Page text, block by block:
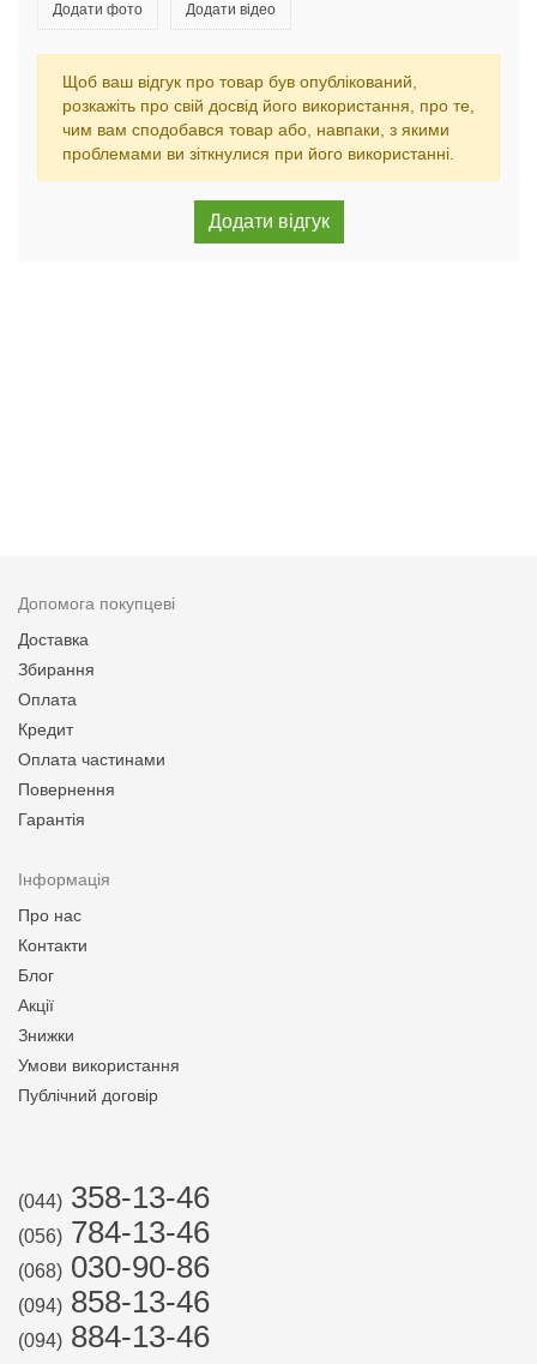
Додати фото Додати відео
Щоб ваш відгук про товар був опублікований,
розкажіть про свій досвід його використання, про те,
чим вам сподобався товар або, навпаки, з якими
проблемами ви зіткнулися при його використанні.
Допомога покупцеві
Доставка
Збирання
Оплата
Кредит
Оплата частинами
Повернення
Гарантія
Інформація
Про нас
Контакти
Блог
Акції
Знижки
Умови використання
Публічний договір
(044) 358-13-46
(056) 784-13-46
(068) 030-90-86
(094) 858-13-46
(094) 884-13-46